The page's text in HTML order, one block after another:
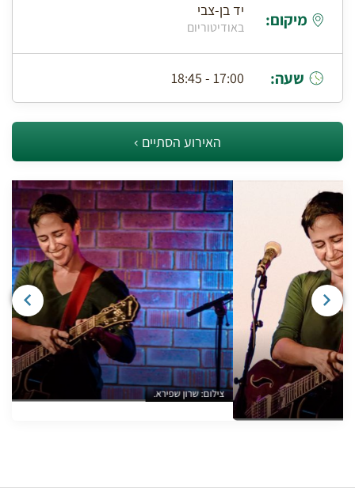
מיקום: יד בן-צבי
באודיטוריום
שעה: 17:00 - 18:45
האירוע הסתיים
צילום: שרון שפירא.